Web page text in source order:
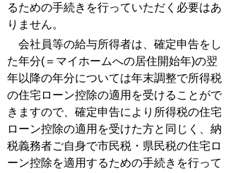
るための手続きを行っていただく必要はあ
りません。
会社員等の給与所得者は、確定申告をし
た年分(＝マイホームへの居住開始年)の翌
年以降の年分については年末調整で所得税
の住宅ローン控除の適用を受けることがで
きますので、確定申告により所得税の住宅
ローン控除の適用を受けた方と同じく、納
税義務者ご自身で市民税・県民税の住宅ロ
ーン控除を適用するための手続きを行って